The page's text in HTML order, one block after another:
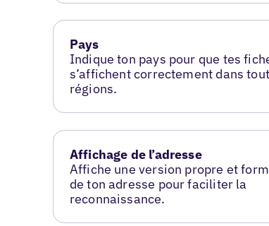
Pays
Indique ton pays pour que tes
s’affichent correctement dans
régions.
Affichage de l’adresse
Affiche une version propre et
de ton adresse pour faciliter la
reconnaissance.